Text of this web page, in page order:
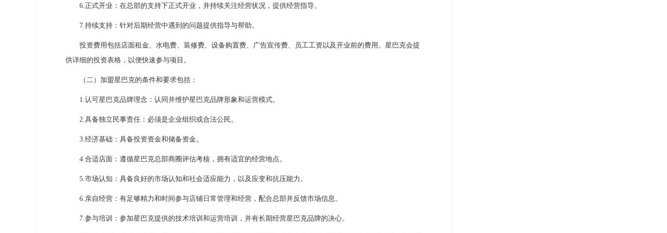
6.正式开业：在总部的支持下正式开业，并持续关注经营状况，提供经营指导。
7.持续支持：针对后期经营中遇到的问题提供指导与帮助。
投资费用包括店面租金、水电费、装修费、设备购置费、广告宣传费、员工工资以及开业前的费用。星巴克会提
供详细的投资表格，以便快速参与项目。
（二）加盟星巴克的条件和要求包括：
1.认可星巴克品牌理念：认同并维护星巴克品牌形象和运营模式。
2.具备独立民事责任：必须是企业组织或合法公民。
3.经济基础：具备投资资金和储备资金。
4.合适店面：遵循星巴克总部商圈评估考核，拥有适宜的经营地点。
5.市场认知：具备良好的市场认知和社会适应能力，以及应变和抗压能力。
6.亲自经营：有足够精力和时间参与店铺日常管理和经营，配合总部并反馈市场信息。
7.参与培训：参加星巴克提供的技术培训和运营培训，并有长期经营星巴克品牌的决心。